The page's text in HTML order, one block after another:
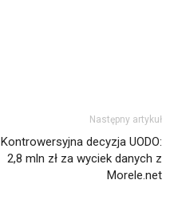
Następny artykuł
Kontrowersyjna decyzja UODO:
2,8 mln zł za wyciek danych z
Morele.net